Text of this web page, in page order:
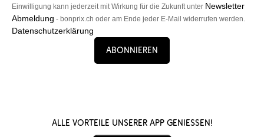
Einwilligung kann jederzeit mit Wirkung für die Zukunft unter Newsletter
Abmeldung - bonprix.ch oder am Ende jeder E-Mail widerrufen werden.
Datenschutzerklärung
Abonnieren
Alle Vorteile unserer App genießen!